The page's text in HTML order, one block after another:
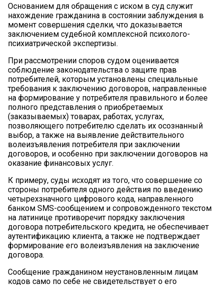
Основанием для обращения с иском в суд служит
нахождение гражданина в состоянии заблуждения в
момент совершения сделки, что доказывается
заключением судебной комплексной психолого-
психиатрической экспертизы.
При рассмотрении споров судом оценивается
соблюдение законодательства о защите прав
потребителей, которым установлены специальные
требования к заключению договоров, направленные
на формирование у потребителя правильного и более
полного представления о приобретаемых
(заказываемых) товарах, работах, услугах,
позволяющего потребителю сделать их осознанный
выбор, а также на выявление действительного
волеизъявления потребителя при заключении
договоров, и особенно при заключении договоров на
оказание финансовых услуг.
К примеру, суды исходят из того, что совершение со
стороны потребителя одного действия по введению
четырехзначного цифрового кода, направленного
банком SMS-сообщением и сопровожденного текстом
на латинице противоречит порядку заключения
договора потребительского кредита, не обеспечивает
аутентификацию клиента, а также не подтверждает
формирование его волеизъявления на заключение
договора.
Сообщение гражданином неустановленным лицам
кодов само по себе не свидетельствует о его